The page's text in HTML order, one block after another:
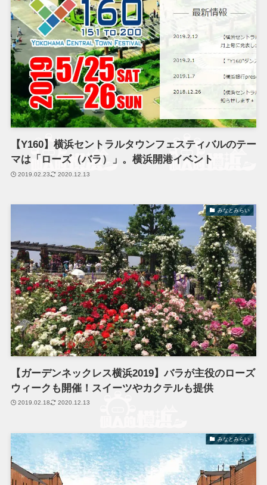
【Y160】横浜セントラルタウンフェスティバルのテー
マは「ローズ（バラ）」。横浜開港イベント
2019.02.23 2020.12.13
みなとみらい
【ガーデンネックレス横浜2019】バラが主役のローズ
ウィークも開催！スイーツやカクテルも提供
2019.02.18 2020.12.13
みなとみらい